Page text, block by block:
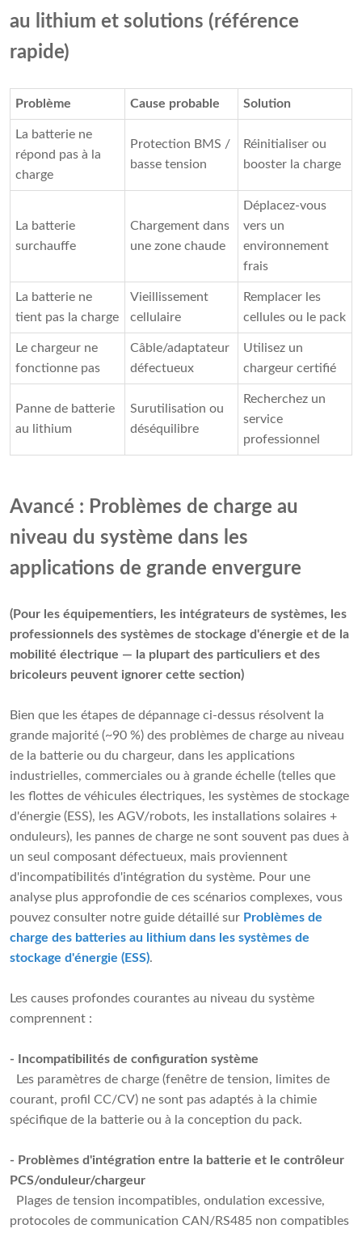
au lithium et solutions (référence
rapide)
Problème Cause probable Solution
La batterie ne
répond pas à la
charge
Protection BMS /
basse tension
Réinitialiser ou
booster la charge
La batterie
surchauffe
Chargement dans
une zone chaude
Déplacez-vous
vers un
environnement
frais
La batterie ne
tient pas la charge
Vieillissement
cellulaire
Remplacer les
cellules ou le pack
Le chargeur ne
fonctionne pas
Câble/adaptateur
défectueux
Utilisez un
chargeur certifié
Panne de batterie
au lithium
Surutilisation ou
déséquilibre
Recherchez un
service
professionnel
Avancé : Problèmes de charge au
niveau du système dans les
applications de grande envergure
(Pour les équipementiers, les intégrateurs de systèmes, les
professionnels des systèmes de stockage d'énergie et de la
mobilité électrique — la plupart des particuliers et des
bricoleurs peuvent ignorer cette section)
Bien que les étapes de dépannage ci-dessus résolvent la
grande majorité (~90 %) des problèmes de charge au niveau
de la batterie ou du chargeur, dans les applications
industrielles, commerciales ou à grande échelle (telles que
les flottes de véhicules électriques, les systèmes de stockage
d'énergie (ESS), les AGV/robots, les installations solaires +
onduleurs), les pannes de charge ne sont souvent pas dues à
un seul composant défectueux, mais proviennent
d'incompatibilités d'intégration du système. Pour une
analyse plus approfondie de ces scénarios complexes, vous
pouvez consulter notre guide détaillé sur Problèmes de
charge des batteries au lithium dans les systèmes de
stockage d'énergie (ESS).
Les causes profondes courantes au niveau du système
comprennent :
- Incompatibilités de configuration système
Les paramètres de charge (fenêtre de tension, limites de
courant, profil CC/CV) ne sont pas adaptés à la chimie
spécifique de la batterie ou à la conception du pack.
- Problèmes d'intégration entre la batterie et le contrôleur
PCS/onduleur/chargeur
Plages de tension incompatibles, ondulation excessive,
protocoles de communication CAN/RS485 non compatibles